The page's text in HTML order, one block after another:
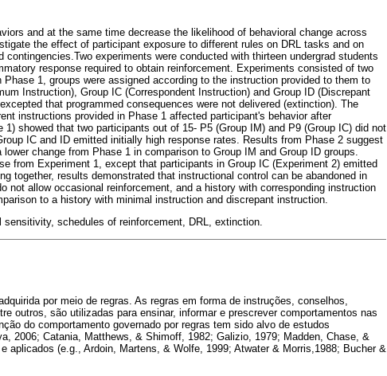
and at the same time decrease the likelihood of behavioral change across
the effect of participant exposure to different rules on DRL tasks and on
experiments were conducted with thirteen undergrad students
response required to obtain reinforcement. Experiments consisted of two
1, groups were assigned according to the instruction provided to them to
Instruction), Group IC (Correspondent Instruction) and Group ID (Discrepant
that programmed consequences were not delivered (extinction). The
instructions provided in Phase 1 affected participant's behavior after
showed that two participants out of 15- P5 (Group IM) and P9 (Group IC) did not
IC and ID emitted initially high response rates. Results from Phase 2 suggest
change from Phase 1 in comparison to Group IM and Group ID groups.
from Experiment 1, except that participants in Group IC (Experiment 2) emitted
together, results demonstrated that instructional control can be abandoned in
not allow occasional reinforcement, and a history with corresponding instruction
to a history with minimal instruction and discrepant instruction.
sensitivity, schedules of reinforcement, DRL, extinction.
por meio de regras. As regras em forma de instruções, conselhos,
outros, são utilizadas para ensinar, informar e prescrever comportamentos nas
do comportamento governado por regras tem sido alvo de estudos
2006; Catania, Matthews, & Shimoff, 1982; Galizio, 1979; Madden, Chase, &
aplicados (e.g., Ardoin, Martens, & Wolfe, 1999; Atwater & Morris,1988; Bucher &